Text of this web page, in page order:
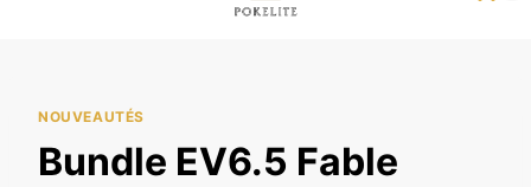
NOUVEAUTÉS
Bundle EV6.5 Fable